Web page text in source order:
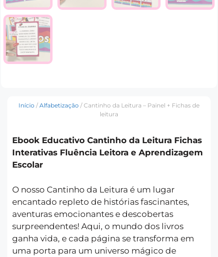
Início / Alfabetização / Cantinho da Leitura – Painel + Fichas de
leitura
Ebook Educativo Cantinho da Leitura Fichas
Interativas Fluência Leitora e Aprendizagem
Escolar
O nosso Cantinho da Leitura é um lugar
encantado repleto de histórias fascinantes,
aventuras emocionantes e descobertas
surpreendentes! Aqui, o mundo dos livros
ganha vida, e cada página se transforma em
uma porta para um universo mágico de